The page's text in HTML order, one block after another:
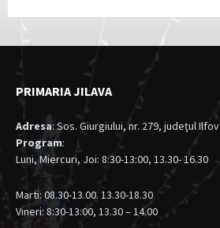
PRIMARIA JILAVA
Adresa: Sos. Giurgiului, nr. 279, judeţul Ilfov
Program:
Luni, Miercuri, Joi: 8:30-13:00, 13.30- 16.30
Marti: 08.30-13.00. 13.30-18.30
Vineri: 8:30-13:00, 13.30 – 14.00